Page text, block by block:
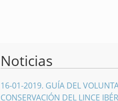
Noticias
16-01-2019. GUÍA DEL
CONSERVACIÓN DEL LINCE